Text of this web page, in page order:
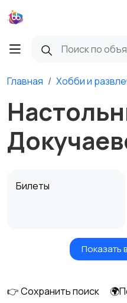
Главная Хобби и
Билеты
Игры для приставок и
Показать
👉 Сохранить поиск